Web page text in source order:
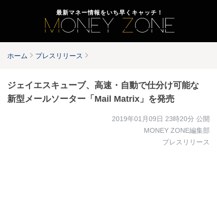
最新マネー情報をいち早くキャッチ！
ホーム プレスリリース
ジェイエスキューブ、高速・自動で仕分け可能な
新型メールソーター「Mail Matrix」を発売
2019年01月09日 23時20分 公開
MONEY ZONE編集部
プレスリリース